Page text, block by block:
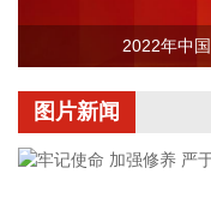
2026-08-07 22:04:03
学在山港大厦签署战略
各自优势，强化资源共
着力打造一批可复制、
2022年中
图片新闻